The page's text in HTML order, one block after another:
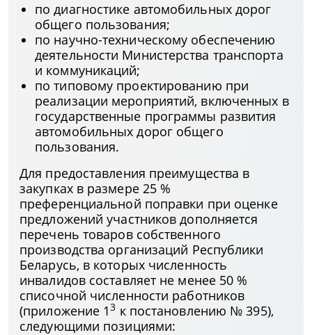
по диагностике автомобильных дорог
общего пользования;
по научно-техническому обеспечению
деятельности Министерства транспорта
и коммуникаций;
по типовому проектированию при
реализации мероприятий, включенных в
государственные программы развития
автомобильных дорог общего
пользования.
Для предоставления преимущества в
закупках в размере 25 %
преференциальной поправки при оценке
предложений участников дополняется
перечень товаров собственного
производства организаций Республики
Беларусь, в которых численность
инвалидов составляет не менее 50 %
списочной численности работников
(приложение 13 к постановлению № 395),
следующими позициями: